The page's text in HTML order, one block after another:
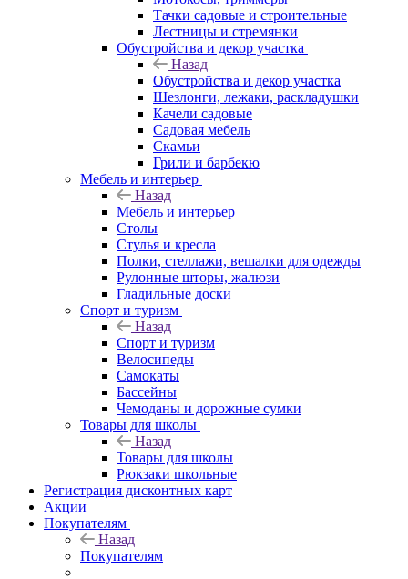
Тачки садовые и строительные
Лестницы и стремянки
Обустройства и декор участка
Назад
Обустройства и декор участка
Шезлонги, лежаки, раскладушки
Качели садовые
Садовая мебель
Скамьи
Грили и барбекю
Мебель и интерьер
Назад
Мебель и интерьер
Столы
Стулья и кресла
Полки, стеллажи, вешалки для одежды
Рулонные шторы, жалюзи
Гладильные доски
Спорт и туризм
Назад
Спорт и туризм
Велосипеды
Самокаты
Бассейны
Чемоданы и дорожные сумки
Товары для школы
Назад
Товары для школы
Рюкзаки школьные
Регистрация дисконтных карт
Акции
Покупателям
Назад
Покупателям